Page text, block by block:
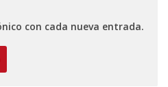
con cada nueva entrada.